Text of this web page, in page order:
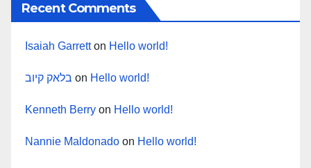
Recent Comments
Isaiah Garretton Hello world!
בלאק קיוב on Hello world!
Kenneth Berry on Hello world!
Nannie Maldonado on Hello world!